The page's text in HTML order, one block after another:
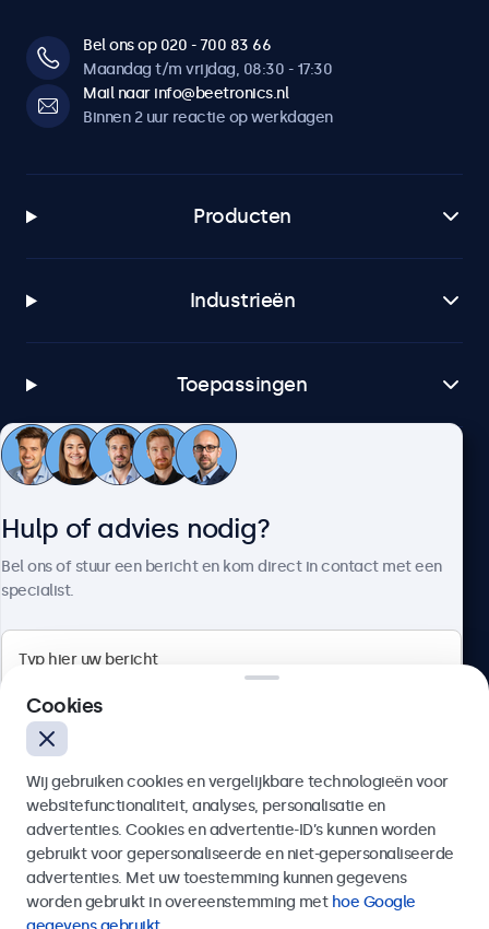
Bel ons op 020 - 700 83 66
Maandag t/m vrijdag, 08:30 - 17:30
Mail naar info@beetronics.nl
Binnen 2 uur reactie op werkdagen
Producten
Industrieën
Toepassingen
Klantenservice
4.8/5 door 5000+ bedrijven
Nederlands
Hulp of advies nodig?
Bel ons of stuur een bericht en kom direct in contact met een
specialist.
Verzenden
Of bel ons op
Cookies
Wij gebruiken cookies en vergelijkbare technologieën voor
websitefunctionaliteit, analyses, personalisatie en
advertenties. Cookies en advertentie-ID’s kunnen worden
gebruikt voor gepersonaliseerde en niet-gepersonaliseerde
advertenties. Met uw toestemming kunnen gegevens
worden gebruikt in overeenstemming met hoe Google